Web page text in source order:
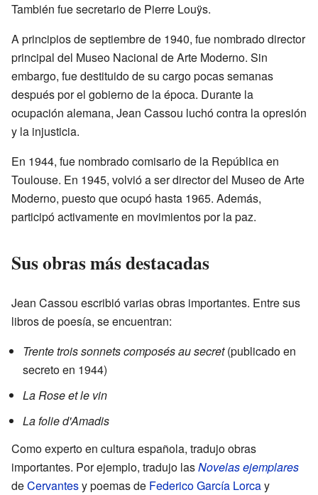
También fue secretario de Pierre Louÿs.
A principios de septiembre de 1940, fue nombrado director
principal del Museo Nacional de Arte Moderno. Sin
embargo, fue destituido de su cargo pocas semanas
después por el gobierno de la época. Durante la
ocupación alemana, Jean Cassou luchó contra la opresión
y la injusticia.
En 1944, fue nombrado comisario de la República en
Toulouse. En 1945, volvió a ser director del Museo de Arte
Moderno, puesto que ocupó hasta 1965. Además,
participó activamente en movimientos por la paz.
Sus obras más destacadas
Jean Cassou escribió varias obras importantes. Entre sus
libros de poesía, se encuentran:
Trente trois sonnets composés au secret(publicado en
secreto en 1944)
La Rose et le vin
La folie d'Amadis
Como experto en cultura española, tradujo obras
importantes. Por ejemplo, tradujo lasNovelas ejemplares
deCervantesy poemas de Federico García Lorcay